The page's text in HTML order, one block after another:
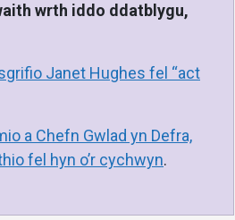
wrth iddo ddatblygu,
Janet Hughes fel “act
a Chefn Gwlad yn Defra,
fel hyn o’r cychwyn.